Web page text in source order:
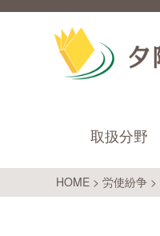
取扱分野
HOME > 労使紛争 >